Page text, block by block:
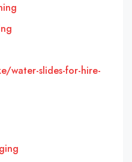
water-slides-for-hire-